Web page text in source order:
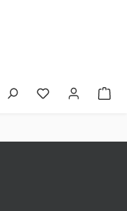
Du hast 0